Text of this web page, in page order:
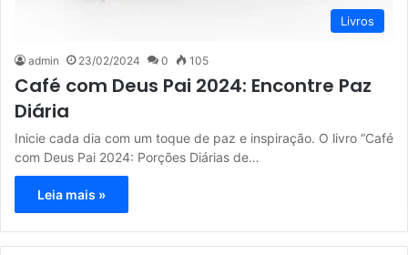
Livros
admin 23/02/2024 0 105
Café com Deus Pai 2024: Encontre Paz
Diária
Inicie cada dia com um toque de paz e inspiração. O livro “Café
com Deus Pai 2024: Porções Diárias de…
Leia mais »